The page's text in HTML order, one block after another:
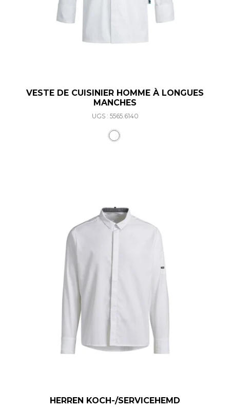
VESTE DE CUISINIER HOMME À LONGUES
MANCHES
UGS : 5565.6140
HERREN KOCH-/SERVICEHEMD